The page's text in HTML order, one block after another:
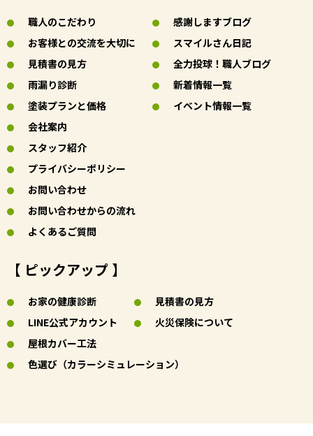
職人のこだわり
お客様との交流を大切に
見積書の見方
雨漏り診断
塗装プランと価格
感謝しますブログ
スマイルさん日記
全力投球！職人ブログ
新着情報一覧
イベント情報一覧
会社案内
スタッフ紹介
プライバシーポリシー
お問い合わせ
お問い合わせからの流れ
よくあるご質問
【 ピックアップ 】
お家の健康診断
LINE公式アカウント
屋根カバー工法
見積書の見方
火災保険について
色選び（カラーシミュレーション）